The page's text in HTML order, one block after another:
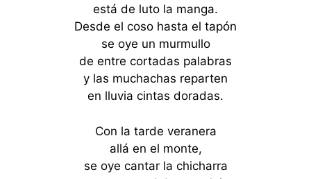
está de luto la manga.
Desde el coso hasta el tapón
se oye un murmullo
de entre cortadas palabras
y las muchachas reparten
en lluvia cintas doradas.
Con la tarde veranera
allá en el monte,
se oye cantar la chicharra